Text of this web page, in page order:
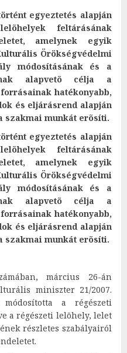
egyeztetés alapján
feltárásának
amelynek egyik
Örökségvédelmi
módosításának és a
alapvetõ célja a
hatékonyabb,
és eljárásrend alapján
szakmai munkát erõsíti.
egyeztetés alapján
feltárásának
amelynek egyik
Örökségvédelmi
módosításának és a
alapvetõ célja a
hatékonyabb,
és eljárásrend alapján
szakmai munkát erõsíti.
március 26-án
miniszter 21/2007.
a régészeti
a régészeti lelõhely, lelet
részletes szabályairól